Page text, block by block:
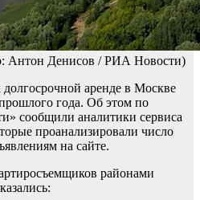
Антон Денисов / РИА Новости)
аренде в Москве
года. Об этом по
сообщили аналитики сервиса
проанализировали число
на сайте.
районами